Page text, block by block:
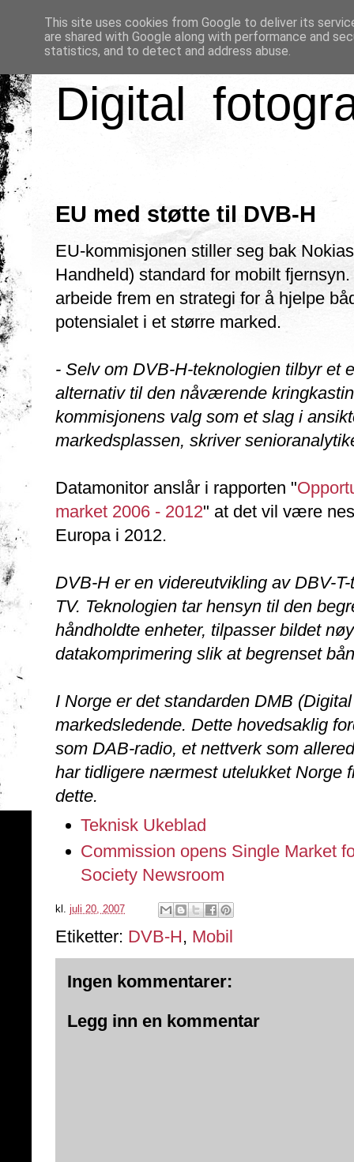
Digital
EU med støtte til DVB-H
EU-kommisjonen stiller seg bak
Handheld) standard for mobilt
arbeide frem en strategi for å hjelpe
potensialet i et større marked.
- Selv om DVB-H-teknologien tilbyr et
alternativ til den nåværende
kommisjonens valg som et slag i
markedsplassen, skriver
Datamonitor anslår i rapporten "
market 2006 - 2012" at det vil være
Europa i 2012.
DVB-H er en videreutvikling av DBV-
TV. Teknologien tar hensyn til den
håndholdte enheter, tilpasser bildet
datakomprimering slik at begrenset
I Norge er det standarden DMB
markedsledende. Dette hovedsaklig
som DAB-radio, et nettverk som
har tidligere nærmest utelukket Norge
dette.
Teknisk Ukeblad
Commission opens Single Market
Society Newsroom
kl. juli 20, 2007
Etiketter: DVB-H, Mobil
Ingen kommentarer:
Legg inn en kommentar
This site uses cookies from Google to deliver its
are shared with Google along with performance and
statistics, and to detect and address abuse.